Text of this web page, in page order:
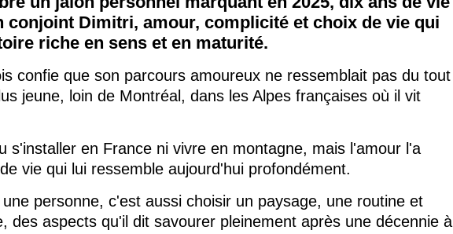
conjoint Dimitri, amour, complicité et choix de vie qui
riche en sens et en maturité.
confie que son parcours amoureux ne ressemblait pas du tout
jeune, loin de Montréal, dans les Alpes françaises où il vit
s'installer en France ni vivre en montagne, mais l'amour l'a
vie qui lui ressemble aujourd'hui profondément.
personne, c'est aussi choisir un paysage, une routine et
des aspects qu'il dit savourer pleinement après une décennie à